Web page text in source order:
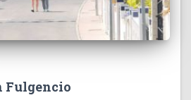
Fulgencio